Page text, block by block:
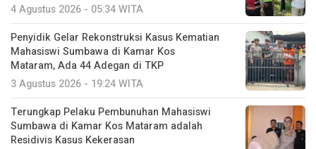
4 Agustus 2026 - 05:34 WITA
Penyidik Gelar Rekonstruksi Kasus Kematian
Mahasiswi Sumbawa di Kamar Kos
Mataram, Ada 44 Adegan di TKP
3 Agustus 2026 - 19:24 WITA
Terungkap Pelaku Pembunuhan Mahasiswi
Sumbawa di Kamar Kos Mataram adalah
Residivis Kasus Kekerasan